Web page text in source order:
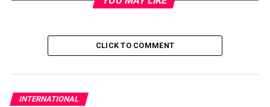
CLICK TO COMMENT
INTERNATIONAL